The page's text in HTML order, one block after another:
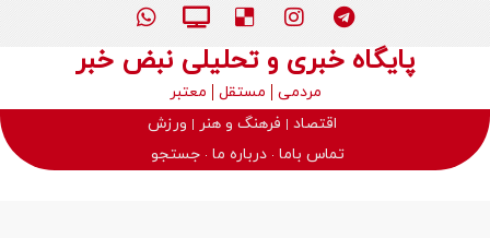
پایگاه خبری و تحلیلی نبض خبر
مردمی مستقل
معتبر
اقتصاد
فرهنگ و هنر
ورزش
تماس باما درباره ما جستجو